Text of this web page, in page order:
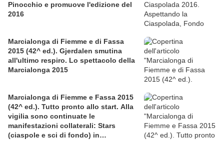
Pinocchio e promuove l'edizione del
2016
Marcialonga di Fiemme e di Fassa
2015 (42^ ed.). Gjerdalen smutina
all'ultimo respiro. Lo spettacolo della
Marcialonga 2015
Marcialonga di Fiemme e Fassa 2015
(42^ ed.). Tutto pronto allo start. Alla
vigilia sono continuate le
manifestazioni collaterali: Stars
(ciaspole e sci di fondo) in